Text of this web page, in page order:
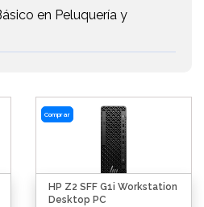
en Peluquería y
Comprar
HP Z2 SFF G1i Workstation
Desktop PC